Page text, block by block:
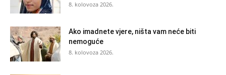
8. kolovoza 2026.
Ako imadnete vjere, ništa vam neće biti
nemoguće
8. kolovoza 2026.